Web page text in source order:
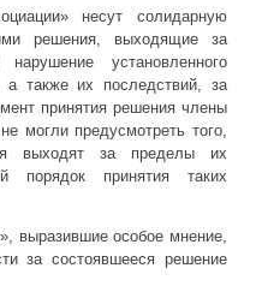
несут солидарную
решения, выходящие за
установленного
а также их последствий, за
принятия решения члены
могли предусмотреть того,
выходят за пределы их
порядок принятия таких
особое мнение,
за состоявшееся решение